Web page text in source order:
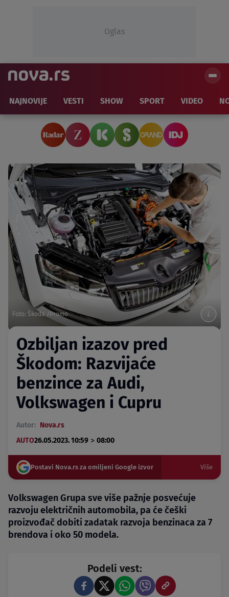
Oglas
NAJNOVIJE VESTI SHOW SPORT VIDEO
Foto: Škoda /Promo
Ozbiljan izazov pred
Škodom: Razvijaće
benzince za Audi,
Volkswagen i Cupru
Autor: Nova.rs
AUTO26.05.2023. 10:59 > 08:00
Postavi Nova.rs za omiljeni Google izvor Više
Volkswagen Grupa sve više pažnje posvećuje
razvoju električnih automobila, pa će češki
proizvođač dobiti zadatak razvoja benzinaca za 7
brendova i oko 50 modela.
Podeli vest: